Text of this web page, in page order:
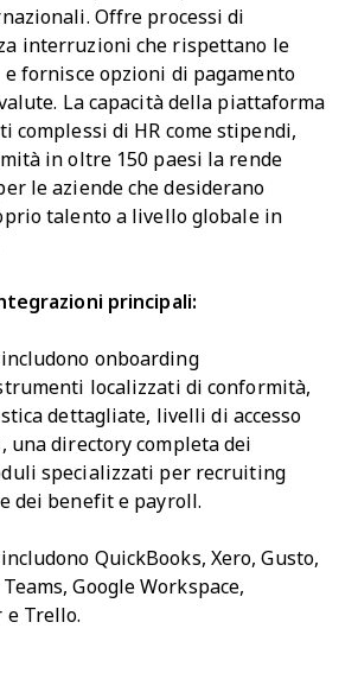
Offre processi di
interruzioni che rispettano le
fornisce opzioni di pagamento
La capacità della piattaforma
complessi di HR come stipendi,
in oltre 150 paesi la rende
le aziende che desiderano
talento a livello globale in
principali:
includono onboarding
localizzati di conformità,
dettagliate, livelli di accesso
una directory completa dei
specializzati per recruiting
dei benefit e payroll.
includono QuickBooks, Xero, Gusto,
Google Workspace,
e Trello.